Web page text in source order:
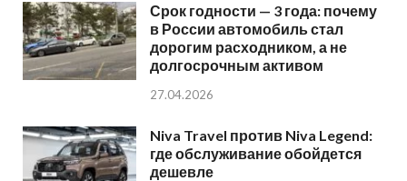
Срок годности — 3 года: почему
в России автомобиль стал
дорогим расходником, а не
долгосрочным активом
27.04.2026
Niva Travel против Niva Legend:
где обслуживание обойдется
дешевле